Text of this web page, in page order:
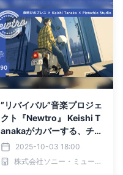
”リバイバル”音楽プロジェ
クト『Newtro』 Keishi T
anakaがカバーする、チェ
ッカーズの名曲「夜明けの
ブレス」。 あのラブソン
グが、静かな熱量とレゲエ
2025-10-03 18:00
株式会社ソニー・ミュージックソリューションズ